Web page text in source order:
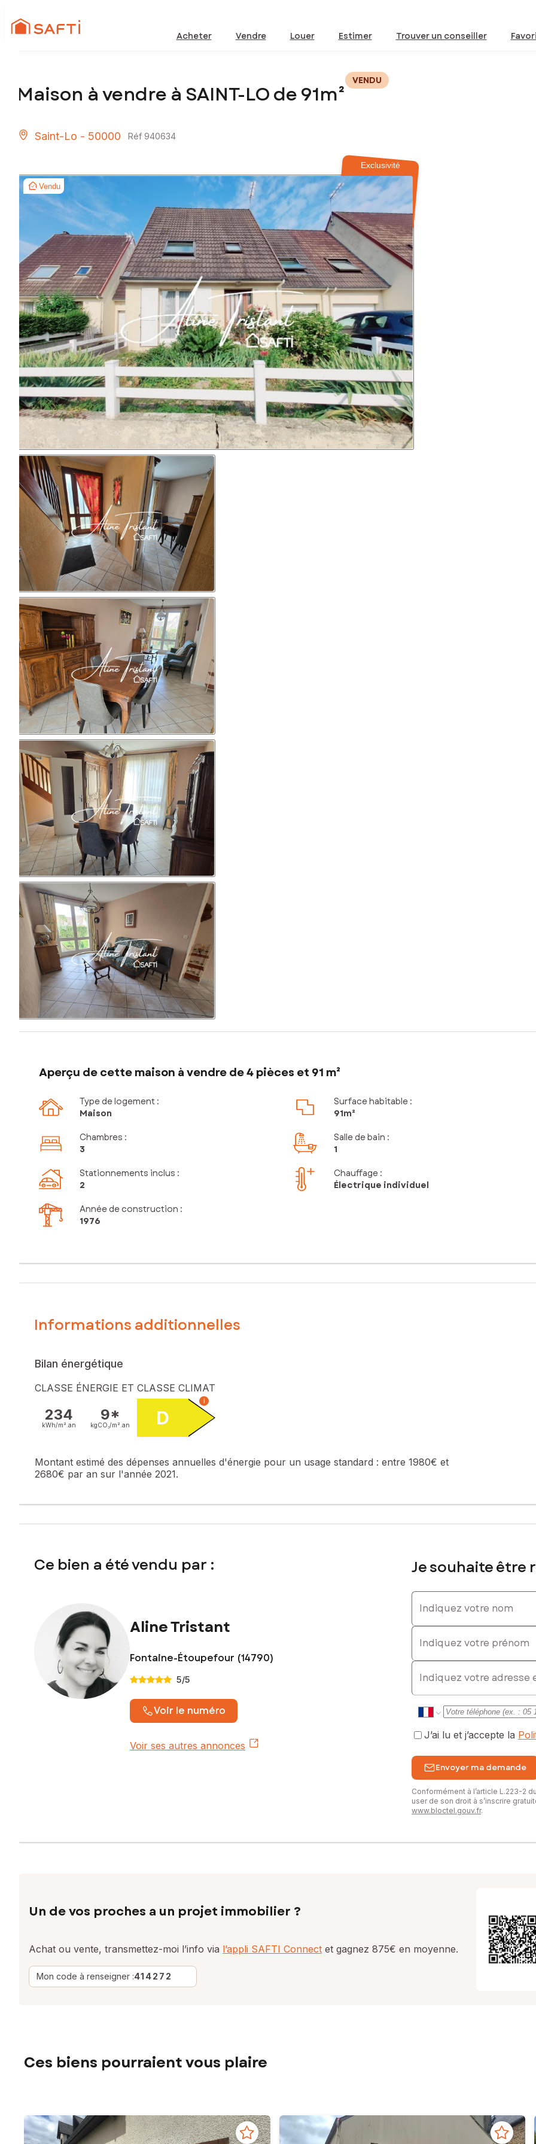
Acheter Vendre Louer Estimer Trouver un conseiller
Maison à vendre à SAINT-LO de 91m²
VENDU
Saint-Lo - 50000 Réf 940634
Exclusivité
Vendu
Aperçu de cette maison à vendre de 4 pièces et 91 m²
Type de logement :
Maison
Surface habitable :
91m²
Chambres :
3
Salle de bain :
1
Stationnements inclus :
2
Chauffage :
Électrique individuel
Année de construction :
1976
Informations additionnelles
Bilan énergétique
CLASSE ÉNERGIE ET CLASSE CLIMAT
234
kWh/m². an
9*
kgCO₂/m². an D
i
Montant estimé des dépenses annuelles d'énergie pour un usage standard : entre 1980€ et
2680€ par an sur l'année 2021.
Ce bien a été vendu par :
Aline Tristant
Fontaine-Étoupefour (14790)
5/5
Voir le numéro
Voir ses autres annonces
Je souhaite être
Indiquez votre nom
Indiquez votre prénom
E-mail
J’ai lu et j’accepte la
Envoyer ma demande
Conformément à l’article L.223-2
user de son droit à s’inscrire
www.bloctel.gouv.fr.
Un de vos proches a un projet immobilier ?
Achat ou vente, transmettez-moi l’info via l’appli SAFTI Connect et gagnez 875€ en moyenne.
Mon code à renseigner :414272
Ces biens pourraient vous plaire